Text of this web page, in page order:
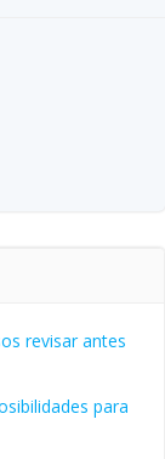
revisar antes
para